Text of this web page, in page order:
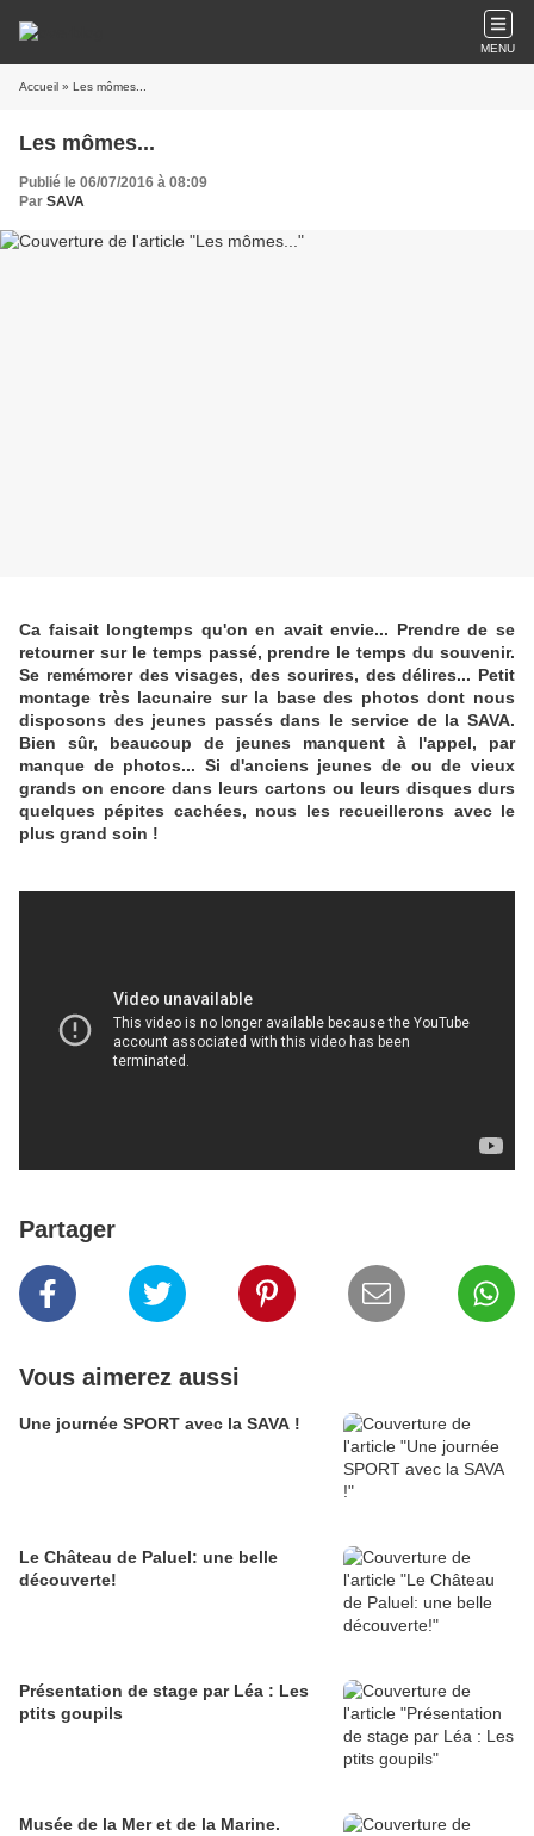
MENU
Accueil » Les mômes...
Les mômes...
Publié le 06/07/2016 à 08:09
Par SAVA
Ca faisait longtemps qu'on en avait envie... Prendre de se
retourner sur le temps passé, prendre le temps du souvenir.
Se remémorer des visages, des sourires, des délires... Petit
montage très lacunaire sur la base des photos dont nous
disposons des jeunes passés dans le service de la SAVA.
Bien sûr, beaucoup de jeunes manquent à l'appel, par
manque de photos... Si d'anciens jeunes de ou de vieux
grands on encore dans leurs cartons ou leurs disques durs
quelques pépites cachées, nous les recueillerons avec le
plus grand soin !
Partager
Vous aimerez aussi
Une journée SPORT avec la SAVA !
Le Château de Paluel: une belle
découverte!
Présentation de stage par Léa : Les
ptits goupils
Musée de la Mer et de la Marine.